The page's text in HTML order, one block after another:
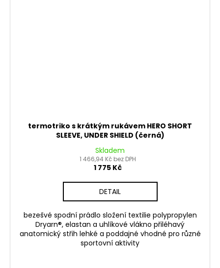
termotriko s krátkým rukávem HERO SHORT
SLEEVE, UNDER SHIELD (černá)
Skladem
1 466,94 Kč bez DPH
1 775 Kč
DETAIL
bezešvé spodní prádlo složení textilie polypropylen
Dryarn®, elastan a uhlíkové vlákno přiléhavý
anatomický střih lehké a poddajné vhodné pro různé
sportovní aktivity